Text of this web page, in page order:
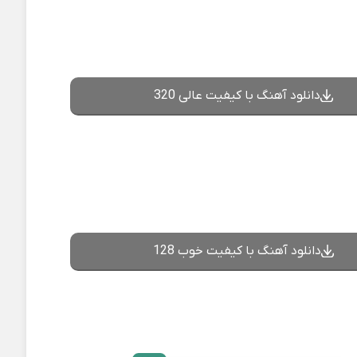
دانلود آهنگ با کیفیت عالی 320
دانلود آهنگ با کیفیت خوب 128